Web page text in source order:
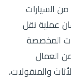
السيارات
عملية نقل
المخصصة
العمال
والمنقولات،